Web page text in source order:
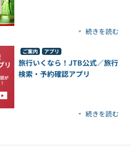
続きを読む
ご案内 アプリ
旅行いくなら！JTB公式／旅行
検索・予約確認アプリ
続きを読む